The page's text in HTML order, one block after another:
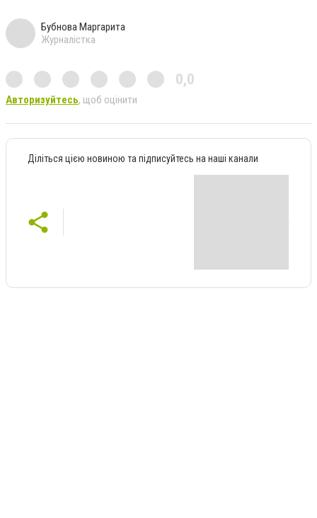
Бубнова Маргарита
Журналістка
0,0
Авторизуйтесь, щоб оцінити
Діліться цією новиною та підписуйтесь на наші канали